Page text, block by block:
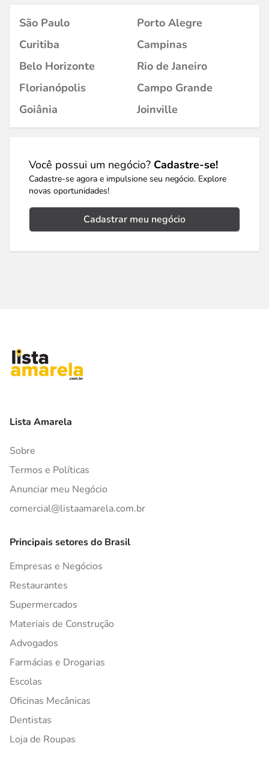
São Paulo
Porto Alegre
Curitiba
Campinas
Belo Horizonte
Rio de Janeiro
Florianópolis
Campo Grande
Goiânia
Joinville
Você possui um negócio? Cadastre-se!
Cadastre-se agora e impulsione seu negócio. Explore
novas oportunidades!
Cadastrar meu negócio
Lista Amarela
Sobre
Termos e Políticas
Anunciar meu Negócio
comercial@listaamarela.com.br
Principais setores do Brasil
Empresas e Negócios
Restaurantes
Supermercados
Materiais de Construção
Advogados
Farmácias e Drogarias
Escolas
Oficinas Mecânicas
Dentistas
Loja de Roupas